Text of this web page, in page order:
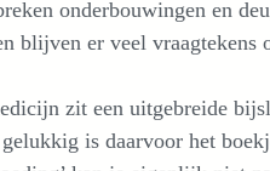
onderbouwingen en
blijven er veel
zit een uitgebreide
is daarvoor het